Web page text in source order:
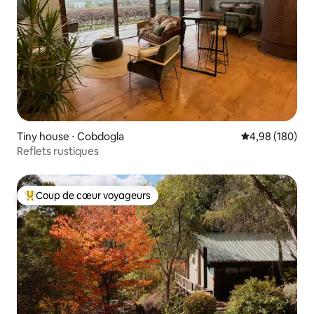
Tiny house ⋅ Cobdogla Évaluation
4,98 (180)
Reflets rustiques
Coups de cœur voyageurs les plus appréciés
Coup de cœur voyageurs